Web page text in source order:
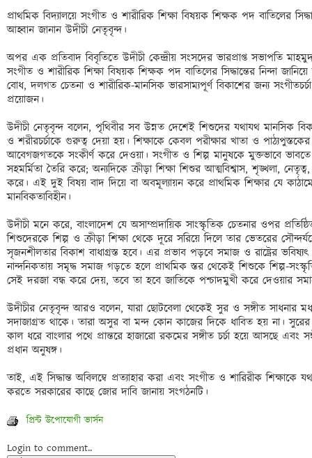
প্রাথমিক বিদ্যালয়ে সংগীত ও শারীরিক শিক্ষা বিষয়ক শিক্ষক পদ বাতিলের
আহ্বান জানান উদীচী নেতৃবৃন্দ।
অপর এক প্রতিবাদ বিবৃতিতে উদীচী কেন্দ্রীয় সংসদের ভারপ্রাপ্ত সভাপতি
সংগীত ও শারীরিক শিক্ষা বিষয়ক শিক্ষক পদ বাতিলের সিদ্ধান্তের নিন্দা
বোধ, দলগত চেতনা ও শারীরিক-মানসিক ভারসাম্যপূর্ণ বিকাশের জন্য
প্রয়োজন।
উদীচী নেতৃবৃন্দ বলেন, পৃথিবীর সব উন্নত দেশেই শিশুদের যথাযথ মানসিক
ও শরীরচর্চাকে গুরুত্ব দেয়া হয়। শিক্ষাকে কেবল পরীক্ষার খাতা ও পাঠ্যপুস্তকের
আবেগজগতকে সংকীর্ণ করে দেওয়া। সংগীত ও শিল্প মানুষকে মুক্তভাবে
সহমর্মিতা তৈরি করে; অন্যদিকে ক্রীড়া শিক্ষা শিশুর আত্মবিশ্বাস, শৃঙ্খলা,
করে। এই দুই বিষয় বাদ দিয়ে বা অবমূল্যায়ন করে প্রাথমিক শিক্ষার যে
মানবিকতাবিহীন।
উদীচী মনে করে, বাংলাদেশ যে অসাম্প্রদায়িক সাংস্কৃতিক চেতনার ওপর
শিশুদেরকে শিল্প ও ক্রীড়া শিক্ষা থেকে দূরে সরিয়ে দিলে তার ভেতরের
সৃজনশীলতার বিকাশ বাধাগ্রস্ত হবে। এর প্রভাব পড়বে সমাজ ও রাষ্ট্রের
নান্দনিকতায় সমৃদ্ধ সমাজ গড়তে হলে প্রাথমিক স্তর থেকেই শিশুকে শিল্প-
সেই দরজা বন্ধ করে দেয়, তবে তা হবে জাতিকে পশ্চাদমুখী করে দেওয়ার
উদীচীর নেতৃবৃন্দ আরও বলেন, যারা ছোটবেলা থেকেই সুর ও সঙ্গীত সাধনার
সদাজাগ্রত থাকে। তারা অসুর বা মন্দ কোন কাজের দিকে ধাবিত হয় না।
কাল ধরে বাংলার পথে প্রান্তরে হাজারো রকমের সঙ্গীত চর্চা হয়ে আসছে এবং
প্রধান অনুষঙ্গ।
তাই, এই সিদ্ধান্ত অবিলম্বে প্রত্যাহার করা এবং সংগীত ও শারিরীক শিক্ষাকে
প্রিন্ট উপোযোগী ভার্সন
Login to comment..